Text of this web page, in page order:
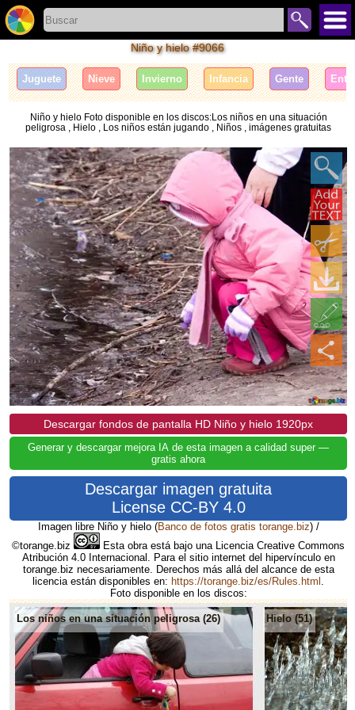
Niño y hielo #9066
Juguete Nieve Invierno Infancia Gente
Niño y hielo Foto disponible en los discos:Los niños en una situación
peligrosa , Hielo , Los niños están jugando , Niños , imágenes gratuitas
Descargar fondos de pantalla HD Niño y hielo 1920px
Generar y descargar mejora IA de esta imagen a calidad super —
gratis ahora
Descargar imagen gratuita
License CC-BY 4.0
Imagen libre Niño y hielo (Banco de fotos gratis torange.biz) /
©torange.biz
Esta obra está bajo una Licencia Creative Commons
Atribución 4.0 Internacional. Para el sitio internet del hipervínculo en
torange.biz necesariamente. Derechos más allá del alcance de esta
licencia están disponibles en: https://torange.biz/es/Rules.html
Foto disponible en los discos:
Los niños en una situación peligrosa (26) Hielo (51)